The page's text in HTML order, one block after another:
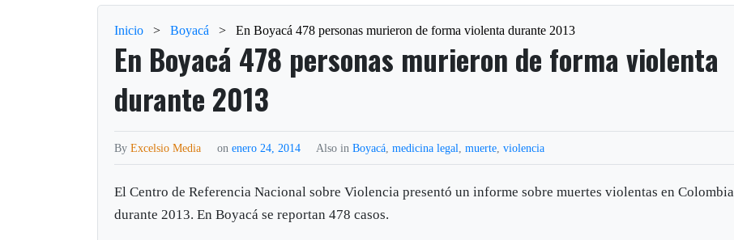
Inicio > Boyacá > En Boyacá 478 personas murieron de forma violenta durante 2013
En Boyacá 478 personas murieron de forma violenta
durante 2013
ByExcelsio Media onenero 24, 2014 Also inBoyacá ,medicina legal ,muerte ,violencia
El Centro de Referencia Nacional sobre Violencia presentó un informe sobre muertes violentas en Colombia
durante 2013. En Boyacá se reportan 478 casos.